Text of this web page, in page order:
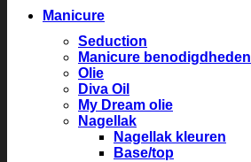
Manicure
Seduction
Manicure benodigdheden
Olie
Diva Oil
My Dream olie
Nagellak
Nagellak kleuren
Base/top